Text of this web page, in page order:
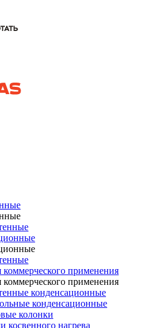
коммерческого применения
коммерческого применения
конденсационные
конденсационные
колонки
косвенного нагрева